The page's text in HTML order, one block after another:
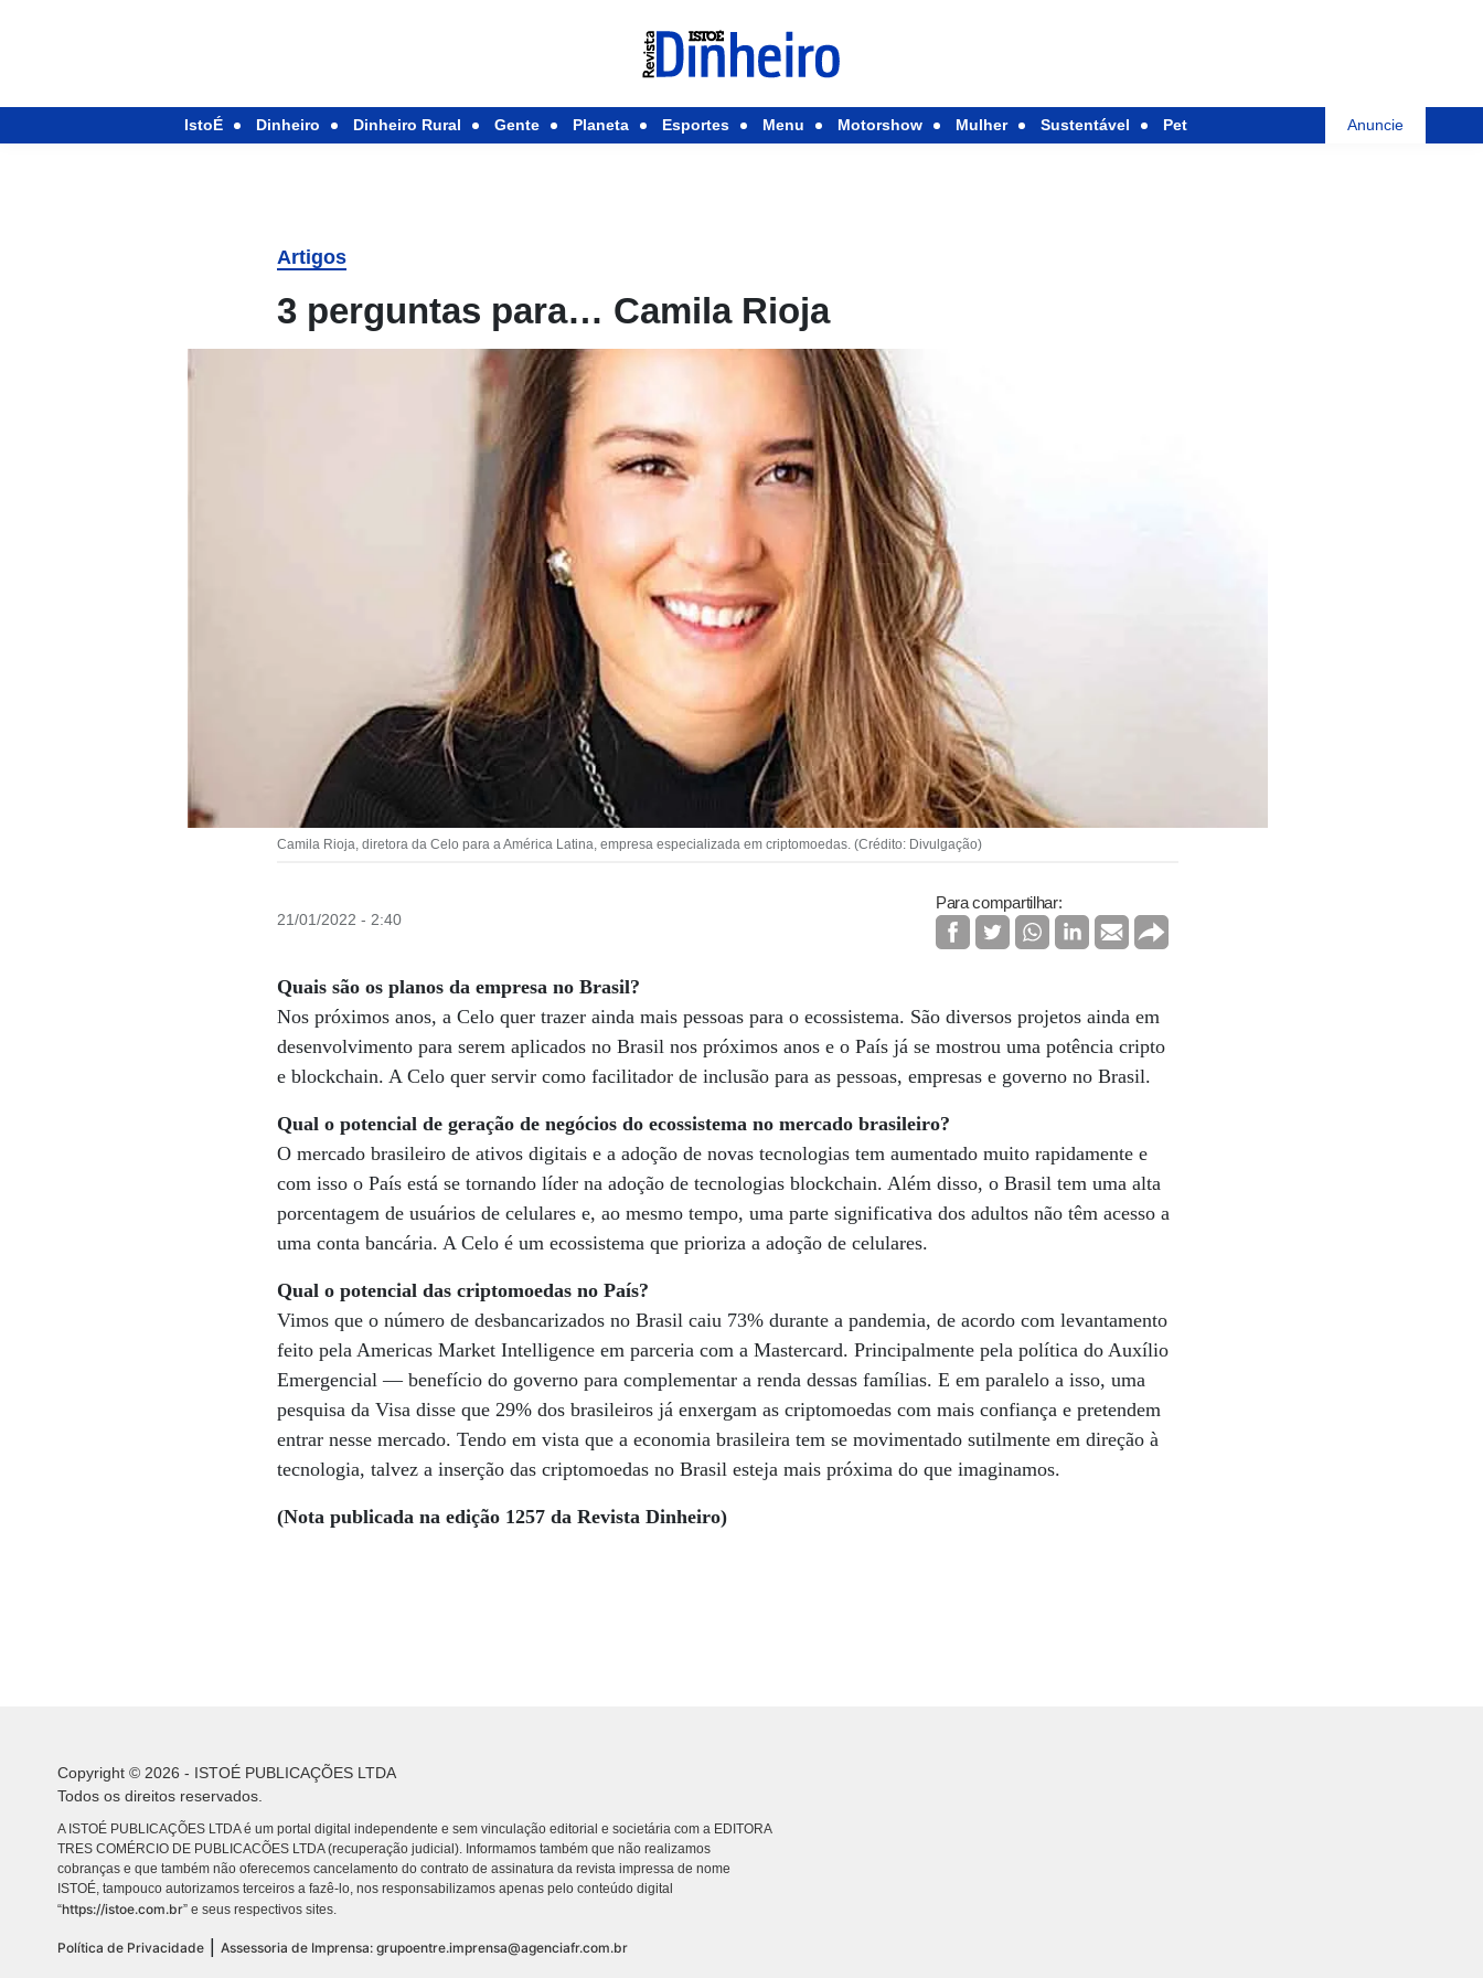
IstoÉ Dinheiro Dinheiro Rural Gente Planeta Esportes Menu Motorshow Mulher Sustentável Pet Anuncie
Artigos
3 perguntas para… Camila Rioja
Camila Rioja, diretora da Celo para a América Latina, empresa especializada em criptomoedas. (Crédito: Divulgação)
21/01/2022 - 2:40
Para compartilhar:
Quais são os planos da empresa no Brasil?
Nos próximos anos, a Celo quer trazer ainda mais pessoas para o ecossistema. São diversos projetos ainda em
desenvolvimento para serem aplicados no Brasil nos próximos anos e o País já se mostrou uma potência cripto
e blockchain. A Celo quer servir como facilitador de inclusão para as pessoas, empresas e governo no Brasil.
Qual o potencial de geração de negócios do ecossistema no mercado brasileiro?
O mercado brasileiro de ativos digitais e a adoção de novas tecnologias tem aumentado muito rapidamente e
com isso o País está se tornando líder na adoção de tecnologias blockchain. Além disso, o Brasil tem uma alta
porcentagem de usuários de celulares e, ao mesmo tempo, uma parte significativa dos adultos não têm acesso a
uma conta bancária. A Celo é um ecossistema que prioriza a adoção de celulares.
Qual o potencial das criptomoedas no País?
Vimos que o número de desbancarizados no Brasil caiu 73% durante a pandemia, de acordo com levantamento
feito pela Americas Market Intelligence em parceria com a Mastercard. Principalmente pela política do Auxílio
Emergencial — benefício do governo para complementar a renda dessas famílias. E em paralelo a isso, uma
pesquisa da Visa disse que 29% dos brasileiros já enxergam as criptomoedas com mais confiança e pretendem
entrar nesse mercado. Tendo em vista que a economia brasileira tem se movimentado sutilmente em direção à
tecnologia, talvez a inserção das criptomoedas no Brasil esteja mais próxima do que imaginamos.
(Nota publicada na edição 1257 da Revista Dinheiro)
Copyright © 2026 - ISTOÉ PUBLICAÇÕES LTDA
Todos os direitos reservados.
A ISTOÉ PUBLICAÇÕES LTDA é um portal digital independente e sem vinculação editorial e societária com a EDITORA
TRES COMÉRCIO DE PUBLICACÕES LTDA (recuperação judicial). Informamos também que não realizamos
cobranças e que também não oferecemos cancelamento do contrato de assinatura da revista impressa de nome
ISTOÉ, tampouco autorizamos terceiros a fazê-lo, nos responsabilizamos apenas pelo conteúdo digital
“https://istoe.com.br” e seus respectivos sites.
Política de Privacidade Assessoria de Imprensa: grupoentre.imprensa@agenciafr.com.br